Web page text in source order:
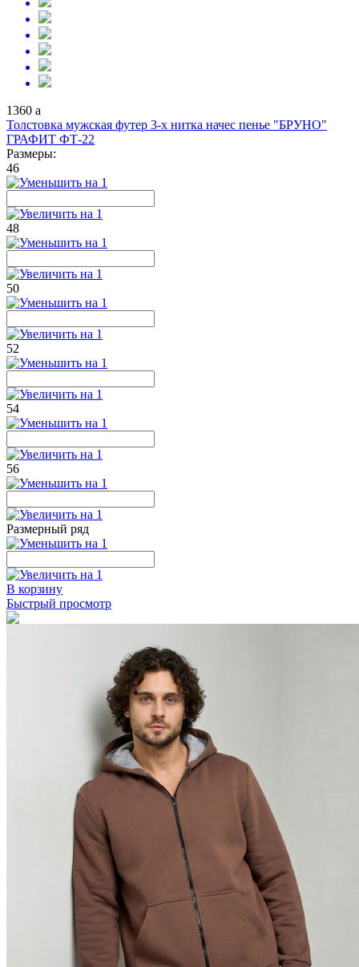
1360 a
Толстовка мужская футер 3-х нитка начес пенье "БРУНО"
ГРАФИТ ФТ-22
Размеры:
46
48
50
52
54
56
Размерный ряд
В корзину
Быстрый просмотр